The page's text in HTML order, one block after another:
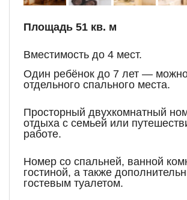
Площадь 51 кв. м
Вместимость до 4 мест.
Один ребёнок до 7 лет —
отдельного спального места.
Просторный двухкомнатный
отдыха с семьей или
работе.
Номер со спальней, ванной
гостиной, а также
гостевым туалетом.